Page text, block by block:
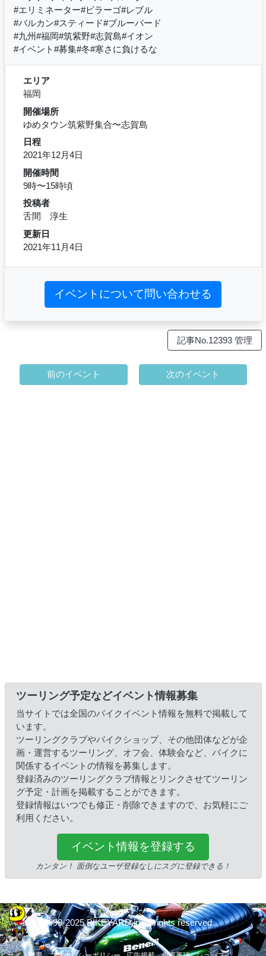
#エリミネーター#ビラーゴ#レブル
#バルカン#スティード#ブルーバード
#九州#福岡#筑紫野#志賀島#イオン
#イベント#募集#冬#寒さに負けるな
エリア
福岡
開催場所
ゆめタウン筑紫野集合〜志賀島
日程
2021年12月4日
開催時間
9時〜15時頃
投稿者
舌間 淳生
更新日
2021年11月4日
イベントについて問い合わせる
記事No.12393 管理
前のイベント 次のイベント
ツーリング予定などイベント情報募集
当サイトでは全国のバイクイベント情報を無料で掲載して
います。
ツーリングクラブやバイクショップ、その他団体などが企
画・運営するツーリング、オフ会、体験会など、バイクに
関係するイベントの情報を募集します。
登録済みのツーリングクラブ情報とリンクさせてツーリン
グ予定・計画を掲載することができます。
登録情報はいつでも修正・削除できますので、お気軽にご
利用ください。
イベント情報を登録する
カンタン！ 面倒なユーザ登録なしにスグに登録できる！
© 1999-2025 BIKEYARD.jp All rights reserved.